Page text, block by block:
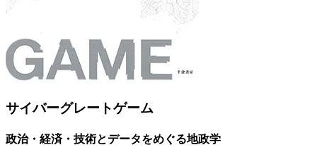
サイバーグレートゲーム
政治・経済・技術とデータをめぐる地政学